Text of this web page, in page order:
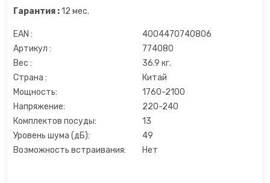
Гарантия :12 мес.
EAN :
4004470740806
Артикул :
774080
Вес :
36.9 кг.
Страна :
Китай
Мощность:
1760-2100
Напряжение:
220-240
Комплектов посуды:
13
Уровень шума (дБ):
49
Возможность встраивания:
Нет
Кофемолки
Кухонные комбайны
Льдогенераторы
Маслопресс